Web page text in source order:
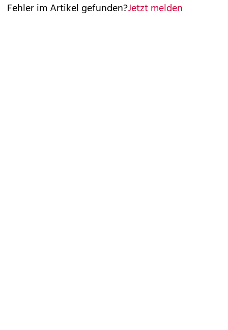
Fehler im Artikel gefunden?Jetzt melden